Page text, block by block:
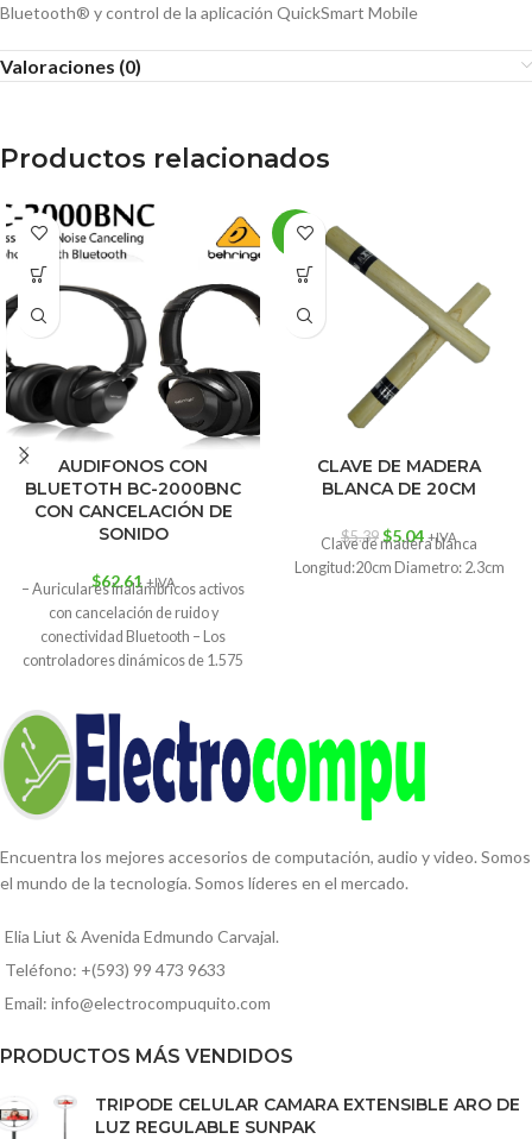
Bluetooth® y control de la aplicación QuickSmart Mobile
Valoraciones (0)
Productos relacionados
AUDIFONOS CON
BLUETOTH BC-2000BNC
CON CANCELACIÓN DE
SONIDO
$62.61 +IVA
– Auriculares inalámbricos activos
con cancelación de ruido y
conectividad Bluetooth – Los
controladores dinámicos de 1.575
-6%
CLAVE DE MADERA
BLANCA DE 20CM
$5.39 $5.04 +IVA
Clave de madera blanca
Longitud:20cm Diametro: 2.3cm
Encuentra los mejores accesorios de computación, audio y video. Somos
el mundo de la tecnología. Somos líderes en el mercado.
Elia Liut & Avenida Edmundo Carvajal.
Teléfono: +(593) 99 473 9633
Email: info@electrocompuquito.com
PRODUCTOS MÁS VENDIDOS
TRIPODE CELULAR CAMARA EXTENSIBLE ARO DE
LUZ REGULABLE SUNPAK